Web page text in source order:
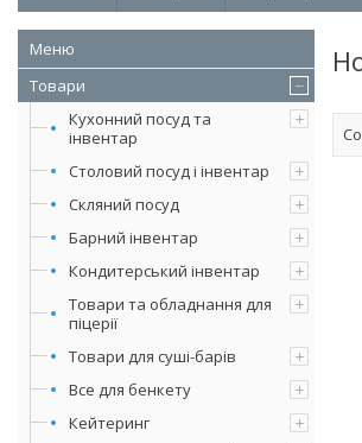
Товари
Кухонний посуд та
інвентар
Столовий посуд і інвентар
Скляний посуд
Барний інвентар
Кондитерський інвентар
Товари та обладнання для
піцерії
Товари для суші-барів
Все для бенкету
Кейтеринг